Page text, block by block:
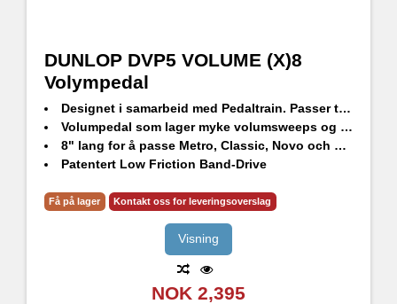
DUNLOP DVP5 VOLUME (X)8
Volympedal
Designet i samarbeid med Pedaltrain. Passer til de fleste pedalbord
Volumpedal som lager myke volumsweeps og styrer dine favoritt effekter
8" lang for å passe Metro, Classic, Novo och Terra Series pedalbord
Patentert Low Friction Band-Drive
Få på lager Kontakt oss for leveringsoverslag
Visning
NOK 2,395